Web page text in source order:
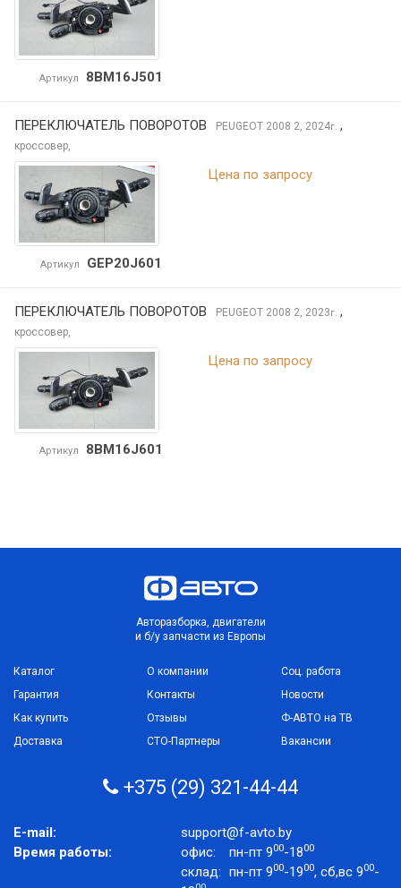
Артикул 8BM16J501
ПЕРЕКЛЮЧАТЕЛЬ ПОВОРОТОВ PEUGEOT 2008 2, 2024г. ,
кроссовер,
Артикул GEP20J601
Цена по запросу
ПЕРЕКЛЮЧАТЕЛЬ ПОВОРОТОВ PEUGEOT 2008 2, 2023г. ,
кроссовер,
Артикул 8BM16J601
Цена по запросу
Авторазборка, двигатели
и б/у запчасти из Европы
Каталог
Гарантия
Как купить
Доставка
О компании
Контакты
Отзывы
СТО-Партнеры
Соц. работа
Новости
Ф-АВТО на ТВ
Вакансии
+375 (29) 321-44-44
E-mail:
support@f-avto.by
Время работы:
офис: пн-пт 900-1800
склад: пн-пт 900-1900, сб,вс 900-